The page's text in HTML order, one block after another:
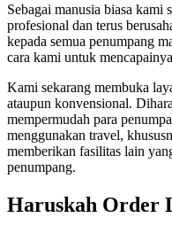
Sebagai manusia biasa kami
profesional dan terus
kepada semua penumpang
cara kami untuk
Kami sekarang membuka
ataupun konvensional.
mempermudah para
menggunakan travel,
memberikan fasilitas lain
penumpang.
Haruskah Order